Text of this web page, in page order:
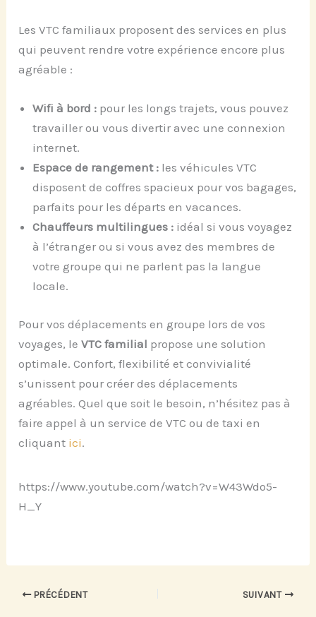
Les VTC familiaux proposent des services en plus
qui peuvent rendre votre expérience encore plus
agréable :
Wifi à bord : pour les longs trajets, vous pouvez
travailler ou vous divertir avec une connexion
internet.
Espace de rangement : les véhicules VTC
disposent de coffres spacieux pour vos bagages,
parfaits pour les départs en vacances.
Chauffeurs multilingues : idéal si vous voyagez
à l’étranger ou si vous avez des membres de
votre groupe qui ne parlent pas la langue
locale.
Pour vos déplacements en groupe lors de vos
voyages, leVTC familial propose une solution
optimale. Confort, flexibilité et convivialité
s’unissent pour créer des déplacements
agréables. Quel que soit le besoin, n’hésitez pas à
faire appel à un service de VTC ou de taxi en
cliquant ici.
https://www.youtube.com/watch?v=W43Wdo5-
H_Y
PRÉCÉDENT SUIVANT